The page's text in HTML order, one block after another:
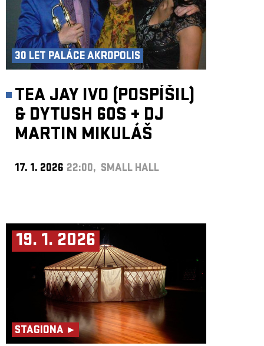
30 LET PALÁCE AKROPOLIS
TEA JAY IVO (POSPÍŠIL)
& DYTUSH 60S + DJ
MARTIN MIKULÁŠ
17. 1. 2026 22:00, SMALL HALL
19. 1. 2026
STAGIONA ►